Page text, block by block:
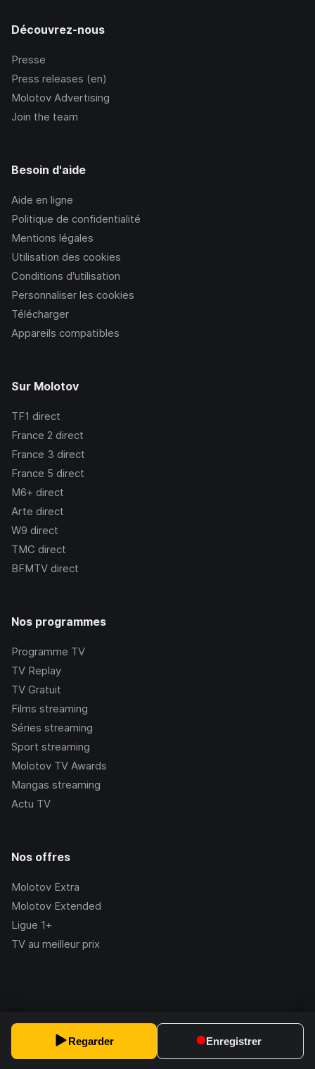
Regarder Enregistrer
Découvrez-nous
Presse
Press releases (en)
Molotov Advertising
Join the team
Besoin d'aide
Aide en ligne
Politique de confidentialité
Mentions légales
Utilisation des cookies
Conditions d’utilisation
Personnaliser les cookies
Télécharger
Appareils compatibles
Sur Molotov
TF1 direct
France 2 direct
France 3 direct
France 5 direct
M6+ direct
Arte direct
W9 direct
TMC direct
BFMTV direct
Nos programmes
Programme TV
TV Replay
TV Gratuit
Films streaming
Séries streaming
Sport streaming
Molotov TV Awards
Mangas streaming
Actu TV
Nos offres
Molotov Extra
Molotov Extended
Ligue 1+
TV au meilleur prix
2.228.1